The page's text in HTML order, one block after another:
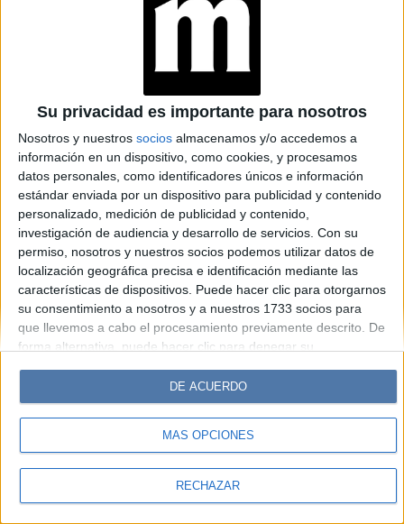
Su privacidad es importante para nosotros
Nosotros y nuestros socios almacenamos y/o accedemos a
información en un dispositivo, como cookies, y procesamos
datos personales, como identificadores únicos e información
estándar enviada por un dispositivo para publicidad y contenido
personalizado, medición de publicidad y contenido,
investigación de audiencia y desarrollo de servicios. Con su
permiso, nosotros y nuestros socios podemos utilizar datos de
localización geográfica precisa e identificación mediante las
características de dispositivos. Puede hacer clic para otorgarnos
su consentimiento a nosotros y a nuestros 1733 socios para
que llevemos a cabo el procesamiento previamente descrito. De
forma alternativa, puede hacer clic para denegar su
cambiar sus preferencias antes de otorgar su consentimiento.
Tenga en cuenta que algún procesamiento de sus datos
personales puede no requerir de su consentimiento, pero usted
tiene el derecho de rechazar tal procesamiento. Sus
sus preferencias o retirar su consentimiento en cualquier
MÁS OPCIONES
RECHAZAR
DE ACUERDO
Caras Noticias
Weekend Parabrisas
Look
Luz Mía Lunateen Break BATimes
© Perfil.com 2006-2019 - Todos los derechos reservados
Registro de Propiedad Intelectual: Nro. 5346433